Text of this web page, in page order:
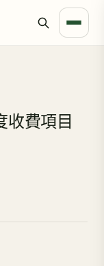
收費項目